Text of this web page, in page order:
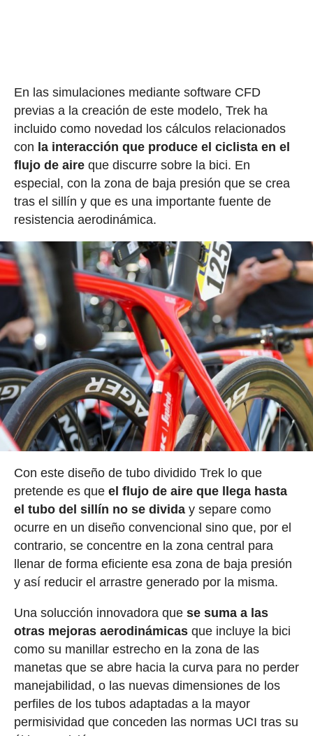
En las simulaciones mediante software CFD
previas a la creación de este modelo, Trek ha
incluido como novedad los cálculos relacionados
con la interacción que produce el ciclista en el
flujo de aireque discurre sobre la bici. En
especial, con la zona de baja presión que se crea
tras el sillín y que es una importante fuente de
resistencia aerodinámica.
Con este diseño de tubo dividido Trek lo que
pretende es que el flujo de aire que llega hasta
el tubo del sillín no se dividay separe como
ocurre en un diseño convencional sino que, por el
contrario, se concentre en la zona central para
llenar de forma eficiente esa zona de baja presión
y así reducir el arrastre generado por la misma.
Una solucción innovadora que se suma a las
otras mejoras aerodinámicasque incluye la bici
como su manillar estrecho en la zona de las
manetas que se abre hacia la curva para no perder
manejabilidad, o las nuevas dimensiones de los
perfiles de los tubos adaptadas a la mayor
permisividad que conceden las normas UCI tras su